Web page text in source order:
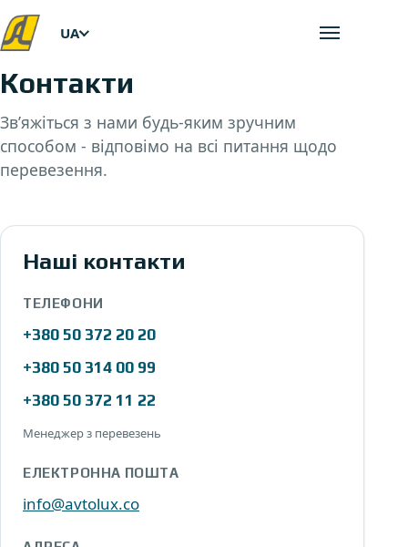
UA
Відкрити
Контакти
Зв’яжіться з нами будь-яким зручним
способом - відповімо на всі питання щодо
перевезення.
Наші контакти
ТЕЛЕФОНИ
+380 50 372 20 20
+380 50 314 00 99
+380 50 372 11 22
Менеджер з перевезень
ЕЛЕКТРОННА ПОШТА
info@avtolux.co